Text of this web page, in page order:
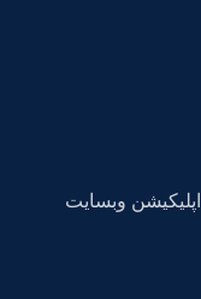
اپلیکیشن وبسایت